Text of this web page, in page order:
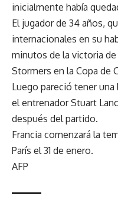
inicialmente había
El jugador de 34 años,
internacionales en su
minutos de la victoria de
Stormers en la Copa de
Luego pareció tener
el entrenador Stuart
después del partido.
Francia comenzará la
París el 31 de enero.
AFP